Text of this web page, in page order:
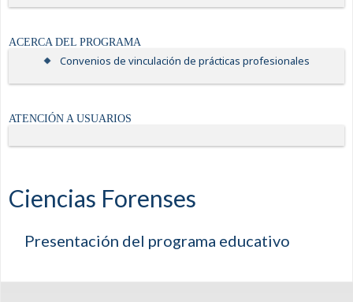
ACERCA DEL PROGRAMA
Convenios de vinculación de prácticas profesionales
ATENCIÓN A USUARIOS
Ciencias Forenses
Presentación del programa educativo